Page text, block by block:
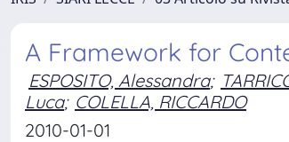
A Framework for
ESPOSITO, Alessandra;
Luca; COLELLA, RICCARDO
2010-01-01